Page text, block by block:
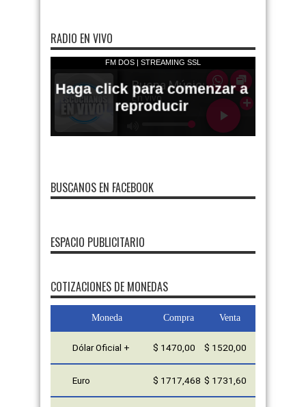
RADIO EN VIVO
BUSCANOS EN FACEBOOK
ESPACIO PUBLICITARIO
COTIZACIONES DE MONEDAS
Moneda Compra Venta
Dólar Oficial + $ 1470,00 $ 1520,00
Euro $ 1717,468 $ 1731,60